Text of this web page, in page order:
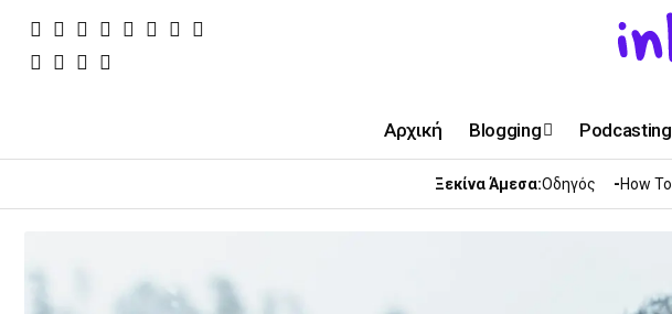
Αρχική Blogging Podcasting
Ξεκίνα Άμεσα:Οδηγός How To